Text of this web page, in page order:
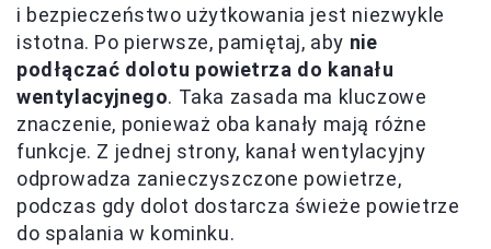
i bezpieczeństwo użytkowania jest niezwykle
istotna. Po pierwsze, pamiętaj, aby nie
podłączać dolotu powietrza do kanału
wentylacyjnego. Taka zasada ma kluczowe
znaczenie, ponieważ oba kanały mają różne
funkcje. Z jednej strony, kanał wentylacyjny
odprowadza zanieczyszczone powietrze,
podczas gdy dolot dostarcza świeże powietrze
do spalania w kominku.